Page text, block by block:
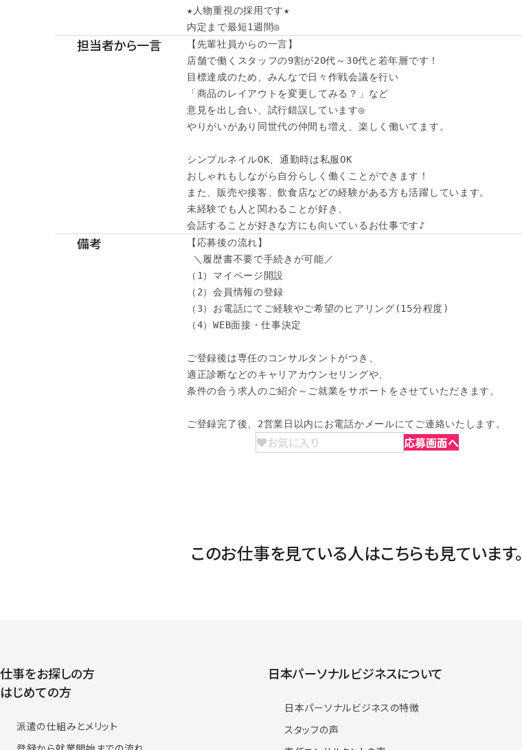
★人物重視の採用です★
内定まで最短1週間◎
担当者から一言
【先輩社員からの一言】
店舗で働くスタッフの9割が20代～30代と若年層です！
目標達成のため、みんなで日々作戦会議を行い
「商品のレイアウトを変更してみる？」など
意見を出し合い、試行錯誤しています◎
やりがいがあり同世代の仲間も増え、楽しく働いてます。
シンプルネイルOK、通勤時は私服OK
おしゃれもしながら自分らしく働くことができます！
また、販売や接客、飲食店などの経験がある方も活躍しています。
未経験でも人と関わることが好き、
会話することが好きな方にも向いているお仕事です♪
備考
【応募後の流れ】
＼履歴書不要で手続きが可能／
（1）マイページ開設
（2）会員情報の登録
（3）お電話にてご経験やご希望のヒアリング(15分程度)
（4）WEB面接・仕事決定
ご登録後は専任のコンサルタントがつき、
適正診断などのキャリアカウンセリングや、
条件の合う求人のご紹介～ご就業をサポートをさせていただきます。
ご登録完了後、2営業日以内にお電話かメールにてご連絡いたします。
お気に入り 応募画面へ
このお仕事を見ている人はこちらも見ています。
仕事をお探しの方
はじめての方
派遣の仕組みとメリット
日本パーソナルビジネスについて
日本パーソナルビジネスの特徴
スタッフの声